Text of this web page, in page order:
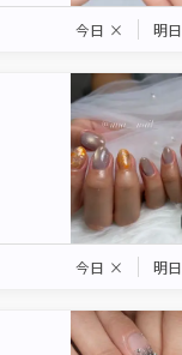
今日 × 明日
今日 × 明日